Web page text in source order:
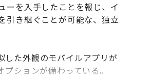
ーを入手したことを報じ、イ
引き継ぐことが可能な、独立
た外観のモバイルアプリが
ションが備わっている。